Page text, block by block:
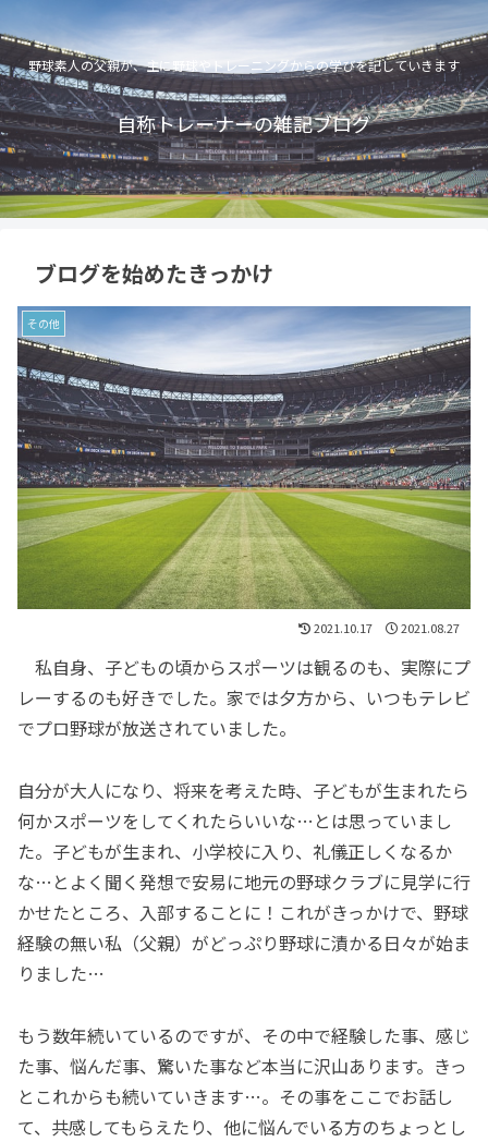
野球素人の父親が、主に野球やトレーニングからの学びを記していきます
自称トレーナーの雑記ブログ
ブログを始めたきっかけ
その他
2021.10.17 2021.08.27
私自身、子どもの頃からスポーツは観るのも、実際にプ
レーするのも好きでした。家では夕方から、いつもテレビ
でプロ野球が放送されていました。
自分が大人になり、将来を考えた時、子どもが生まれたら
何かスポーツをしてくれたらいいな…とは思っていまし
た。子どもが生まれ、小学校に入り、礼儀正しくなるか
な…とよく聞く発想で安易に地元の野球クラブに見学に行
かせたところ、入部することに！これがきっかけで、野球
経験の無い私（父親）がどっぷり野球に漬かる日々が始ま
りました…
もう数年続いているのですが、その中で経験した事、感じ
た事、悩んだ事、驚いた事など本当に沢山あります。きっ
とこれからも続いていきます…。その事をここでお話し
て、共感してもらえたり、他に悩んでいる方のちょっとし